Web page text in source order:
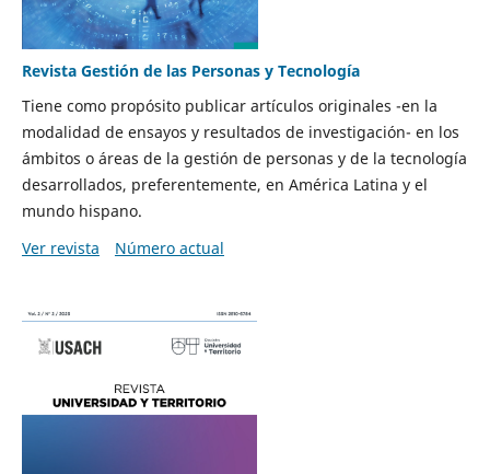
Revista Gestión de las Personas y Tecnología
Tiene como propósito publicar artículos originales -en la
modalidad de ensayos y resultados de investigación- en los
ámbitos o áreas de la gestión de personas y de la tecnología
desarrollados, preferentemente, en América Latina y el
mundo hispano.
Ver revista
Número actual